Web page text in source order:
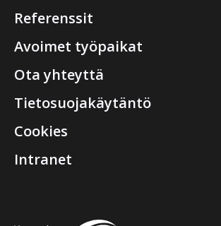
Referenssit
Avoimet työpaikat
Ota yhteyttä
Tietosuojakäytäntö
Cookies
Intranet